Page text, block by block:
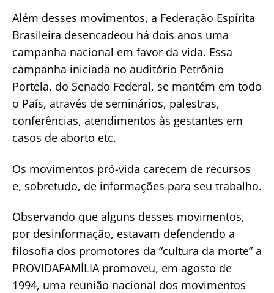
Além desses movimentos, a Federação Espírita
Brasileira desencadeou há dois anos uma
campanha nacional em favor da vida. Essa
campanha iniciada no auditório Petrônio
Portela, do Senado Federal, se mantém em todo
o País, através de seminários, palestras,
conferências, atendimentos às gestantes em
casos de aborto etc.
Os movimentos pró-vida carecem de recursos
e, sobretudo, de informações para seu trabalho.
Observando que alguns desses movimentos,
por desinformação, estavam defendendo a
filosofia dos promotores da “cultura da morte” a
PROVIDAFAMÍLIA promoveu, em agosto de
1994, uma reunião nacional dos movimentos